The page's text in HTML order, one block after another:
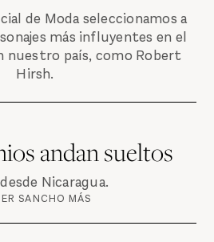
de Moda seleccionamos a
más influyentes en el
nuestro país, como Robert
Hirsh.
andan sueltos
Nicaragua.
SANCHO MÁS